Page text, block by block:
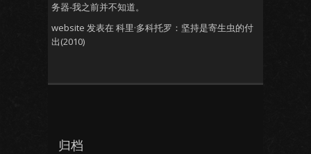
务器-我之前并不知道。
website 发表在 科里·多科托罗：坚持是寄生虫的付
出(2010)
归档